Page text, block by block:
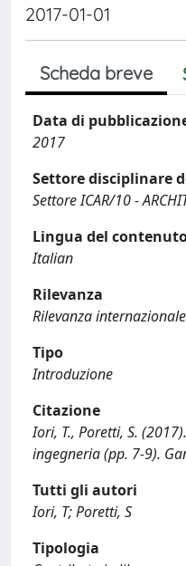
2017-01-01
Scheda breve
Data di
2017
Settore disciplinare
Settore ICAR/10 -
Lingua del
Italian
Rilevanza
Rilevanza internazionale
Tipo
Introduzione
Citazione
Iori, T., Poretti, S.
ingegneria (pp. 7-9).
Tutti gli autori
Iori, T; Poretti, S
Tipologia